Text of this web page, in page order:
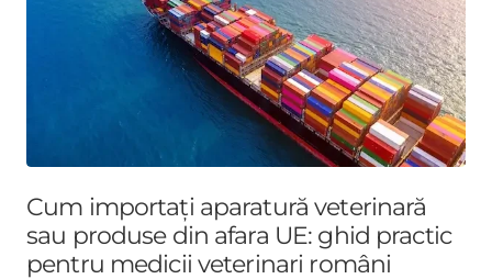
Cum importați aparatură veterinară
sau produse din afara UE: ghid practic
pentru medicii veterinari români